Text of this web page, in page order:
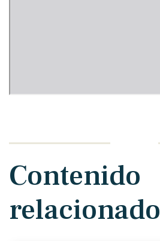
Contenido
relacionado